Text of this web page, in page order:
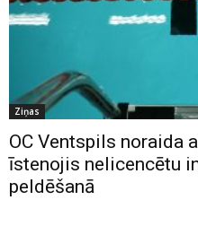
Ziņas
OC Ventspils noraida
īstenojis nelicencētu
peldēšanā